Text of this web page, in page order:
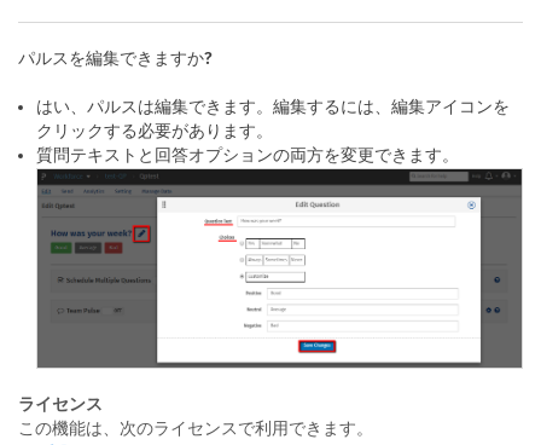
パルスを編集できますか?
はい、パルスは編集できます。編集するには、編集アイコンを
クリックする必要があります。
質問テキストと回答オプションの両方を変更できます。
ライセンス
この機能は、次のライセンスで利用できます。